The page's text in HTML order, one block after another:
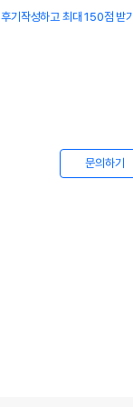
후기작성하고 최대 150점 받기
문의하기